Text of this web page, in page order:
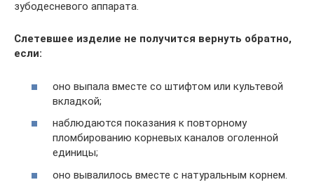
зубодесневого аппарата.
Слетевшее изделие не получится вернуть обратно,
если:
оно выпала вместе со штифтом или культевой
вкладкой;
наблюдаются показания к повторному
пломбированию корневых каналов оголенной
единицы;
оно вывалилось вместе с натуральным корнем.